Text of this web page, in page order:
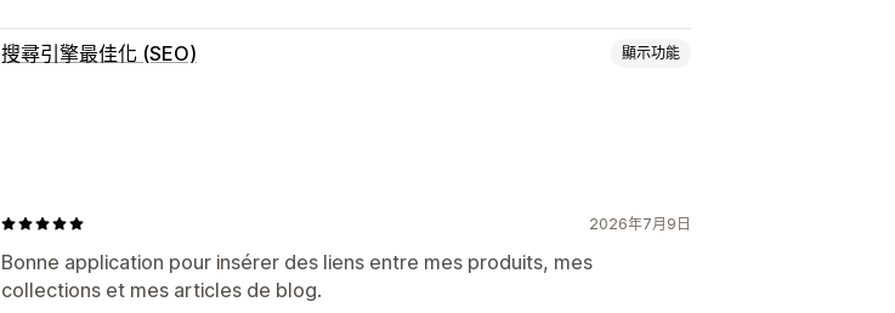
搜尋引擎最佳化 (SEO) 顯示功能
報告 分析 2026年7月9日
Bonne application pour insérer des liens entre mes produits, mes
collections et mes articles de blog.